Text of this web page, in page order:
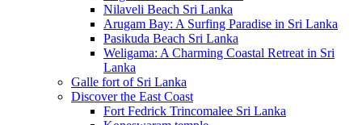
Nilaveli Beach Sri Lanka
Arugam Bay: A Surfing Paradise in Sri Lanka
Pasikuda Beach Sri Lanka
Weligama: A Charming Coastal Retreat in Sri
Lanka
Galle fort of Sri Lanka
Discover the East Coast
Fort Fedrick Trincomalee Sri Lanka